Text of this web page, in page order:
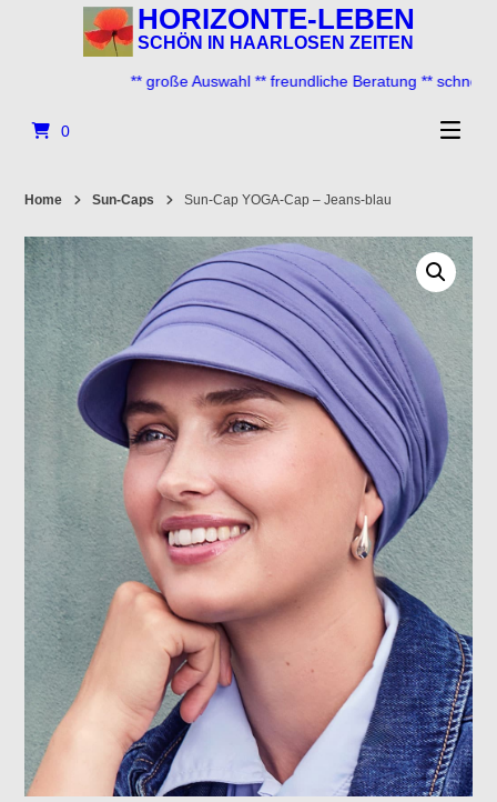
HORIZONTE-LEBEN
SCHÖN IN HAARLOSEN ZEITEN
** große Auswahl ** freundliche Beratung ** schneller
0
Home Sun-Caps Sun-Cap YOGA-Cap – Jeans-blau